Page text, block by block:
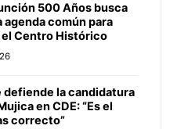
500 Años busca
agenda común para
Centro Histórico
defiende la candidatura
en CDE: “Es el
correcto”